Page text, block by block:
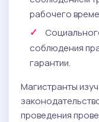
рабочего
соблюдения
гарантии.
Магистранты
проведения